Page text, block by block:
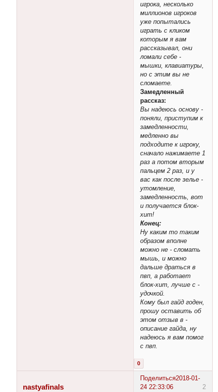
игрока, несколько
миллионов игроков
уже попытались
играть с кликом
которым я вам
рассказывал, они
ломали себе -
мышки, клавиатуры,
но с этим вы не
сломаете.
Замедленный
рассказ:
Вы надеюсь основу -
поняли, приступим к
замедленности,
медленно вы
подходите к игроку,
сначало нажимаете 1
раз а потом вторым
пальцем 2 раз, и у
вас как после зелье -
утомление,
замедленность, вот
и получается блок-
хит!
Конец:
Ну каким то таким
образом вполне
можно не - сломать
мышь, и можно
дальше драться в
пвп, а работает
блок-хит, лучше с -
удочкой.
Кому был гайд годен,
прошу оставить об
этом отзыв в -
описание гайда, ну
надеюсь я вам помог
с пвп.
0
Поделиться
2
2018-01-
24 22:33:06
nastyafinals